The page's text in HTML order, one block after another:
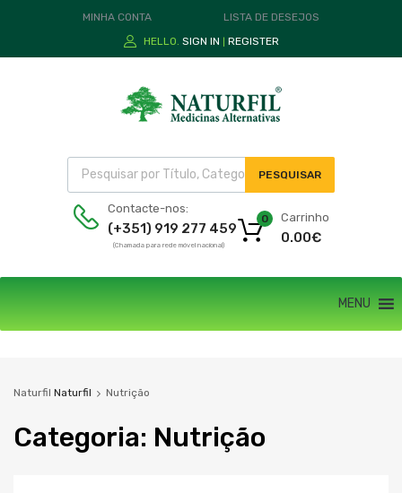
MINHA CONTA
LISTA DE DESEJOS
HELLO. SIGN IN REGISTER
PESQUISAR
Contacte-nos:
(+351) 919 277 459
(Chamada para rede móvel nacional)
Carrinho
0.00€
0
MENU
Naturfil Naturfil Nutrição
Categoria: Nutrição